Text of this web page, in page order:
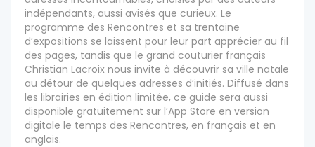
indépendants, aussi avisés que curieux. Le
programme des Rencontres et sa trentaine
d’expositions se laissent pour leur part apprécier au fil
des pages, tandis que le grand couturier français
Christian Lacroix nous invite à découvrir sa ville natale
au détour de quelques adresses d’initiés. Diffusé dans
les librairies en édition limitée, ce guide sera aussi
disponible gratuitement sur l’App Store en version
digitale le temps des Rencontres, en français et en
anglais.